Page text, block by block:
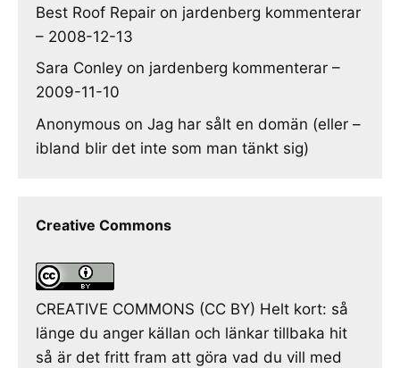
Best Roof Repair on jardenberg kommenterar
– 2008-12-13
Sara Conley on jardenberg kommenterar –
2009-11-10
Anonymous on Jag har sålt en domän (eller –
ibland blir det inte som man tänkt sig)
Creative Commons
CREATIVE COMMONS (CC BY) Helt kort: så
länge du anger källan och länkar tillbaka hit
så är det fritt fram att göra vad du vill med